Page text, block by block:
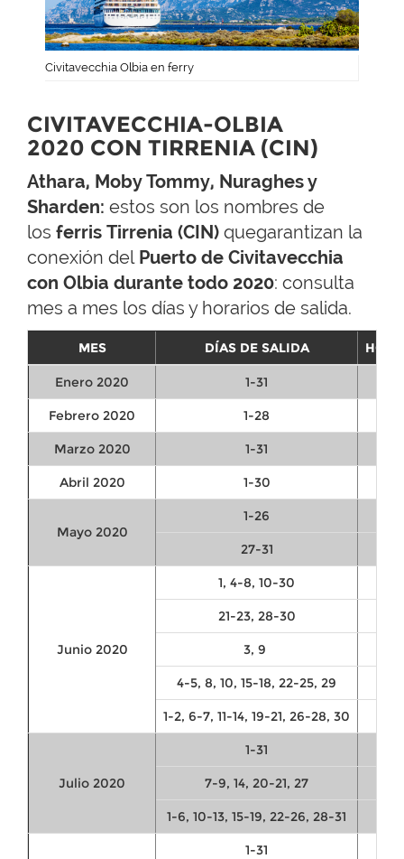
Civitavecchia Olbia en ferry
CIVITAVECCHIA-OLBIA
2020 CON TIRRENIA (CIN)
Athara, Moby Tommy, Nuraghes y
Sharden: estos son los nombres de
los ferris Tirrenia (CIN) quegarantizan la
conexión delPuerto de Civitavecchia
con Olbia durante todo 2020: consulta
mes a mes los días y horarios de salida.
MES DÍAS DE SALIDA
Enero 2020 1-31
Febrero 2020 1-28
Marzo 2020 1-31
Abril 2020 1-30
Mayo 2020
1-26
27-31
Junio 2020
1, 4-8, 10-30
21-23, 28-30
3, 9
4-5, 8, 10, 15-18, 22-25, 29
1-2, 6-7, 11-14, 19-21, 26-28, 30
Julio 2020
1-31
7-9, 14, 20-21, 27
1-6, 10-13, 15-19, 22-26, 28-31
1-31